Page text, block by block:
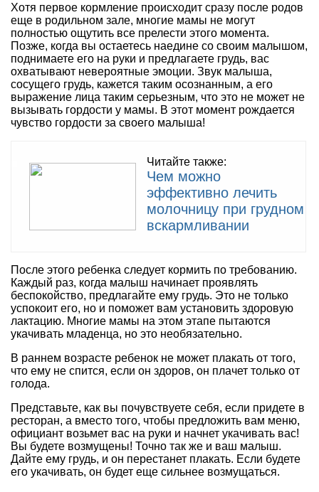
Хотя первое кормление происходит сразу после родов
еще в родильном зале, многие мамы не могут
полностью ощутить все прелести этого момента.
Позже, когда вы остаетесь наедине со своим малышом,
поднимаете его на руки и предлагаете грудь, вас
охватывают невероятные эмоции. Звук малыша,
сосущего грудь, кажется таким осознанным, а его
выражение лица таким серьезным, что это не может не
вызывать гордости у мамы. В этот момент рождается
чувство гордости за своего малыша!
Читайте также:
Чем можно
эффективно лечить
молочницу при грудном
вскармливании
После этого ребенка следует кормить по требованию.
Каждый раз, когда малыш начинает проявлять
беспокойство, предлагайте ему грудь. Это не только
успокоит его, но и поможет вам установить здоровую
лактацию. Многие мамы на этом этапе пытаются
укачивать младенца, но это необязательно.
В раннем возрасте ребенок не может плакать от того,
что ему не спится, если он здоров, он плачет только от
голода.
Представьте, как вы почувствуете себя, если придете в
ресторан, а вместо того, чтобы предложить вам меню,
официант возьмет вас на руки и начнет укачивать вас!
Вы будете возмущены! Точно так же и ваш малыш.
Дайте ему грудь, и он перестанет плакать. Если будете
его укачивать, он будет еще сильнее возмущаться.